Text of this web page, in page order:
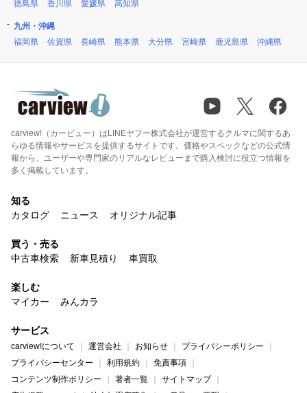
徳島県
香川県 愛媛県 高知県
九州・沖縄
福岡県
佐賀県 長崎県 熊本県 大分県 宮崎県 鹿児島県 沖縄県
carview!（カービュー）はLINEヤフー株式会社が運営するクルマに関するあ
らゆる情報やサービスを提供するサイトです。価格やスペックなどの公式情
報から、ユーザーや専門家のリアルなレビューまで購入検討に役立つ情報を
多く掲載しています。
知る
カタログ
ニュース オリジナル記事
買う・売る
中古車検索
新車見積り 車買取
楽しむ
マイカー
みんカラ
サービス
carview!について 運営会社 お知らせ
プライバシーポリシー
プライバシーセンター
利用規約
免責事項
コンテンツ制作ポリシー
著者一覧
サイトマップ